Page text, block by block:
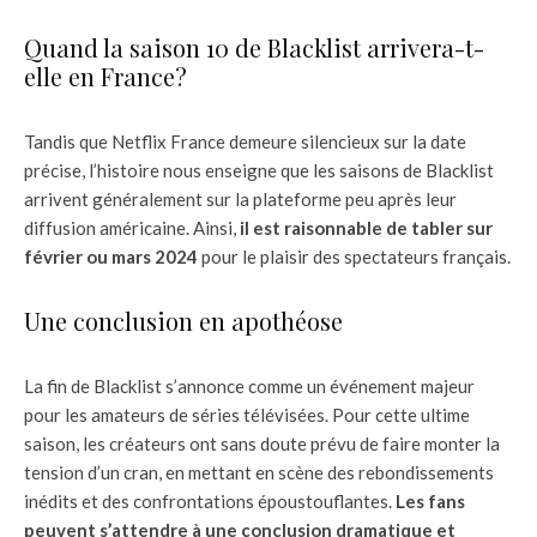
Quand la saison 10 de Blacklist arrivera-t-
elle en France?
Tandis que Netflix France demeure silencieux sur la date
précise, l’histoire nous enseigne que les saisons de Blacklist
arrivent généralement sur la plateforme peu après leur
diffusion américaine. Ainsi, il est raisonnable de tabler sur
février ou mars 2024 pour le plaisir des spectateurs français.
Une conclusion en apothéose
La fin de Blacklist s’annonce comme un événement majeur
pour les amateurs de séries télévisées. Pour cette ultime
saison, les créateurs ont sans doute prévu de faire monter la
tension d’un cran, en mettant en scène des rebondissements
inédits et des confrontations époustouflantes. Les fans
peuvent s’attendre à une conclusion dramatique et